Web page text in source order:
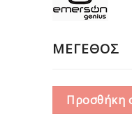
ΜΕΓΕΘΟΣ
Προσθήκη